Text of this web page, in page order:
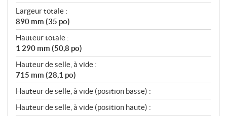
n
s
Largeur totale :
890 mm (35 po)
Hauteur totale :
1 290 mm (50,8 po)
Hauteur de selle, à vide :
715 mm (28,1 po)
Hauteur de selle, à vide (position basse) :
Hauteur de selle, à vide (position haute) :